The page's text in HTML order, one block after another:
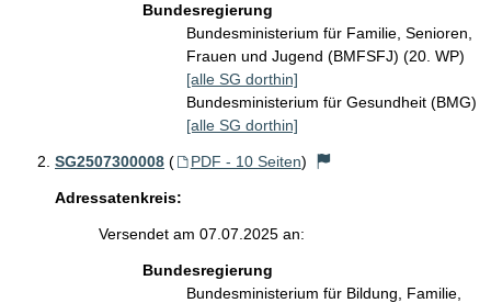
Bundesregierung
Bundesministerium für Familie, Senioren,
Frauen und Jugend (BMFSFJ) (20. WP)
[alle SG dorthin]
Bundesministerium für Gesundheit (BMG)
[alle SG dorthin]
SG2507300008 ( PDF - 10 Seiten)
Adressatenkreis:
Versendet am 07.07.2025 an:
Bundesregierung
Bundesministerium für Bildung, Familie,